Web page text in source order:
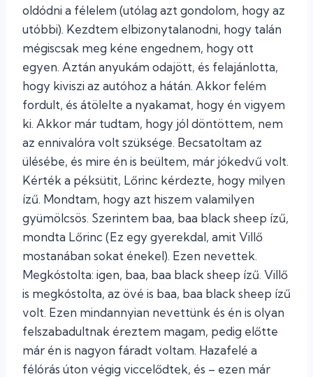
oldódni a félelem (utólag azt gondolom, hogy az
utóbbi). Kezdtem elbizonytalanodni, hogy talán
mégiscsak meg kéne engednem, hogy ott
egyen. Aztán anyukám odajött, és felajánlotta,
hogy kiviszi az autóhoz a hátán. Akkor felém
fordult, és átölelte a nyakamat, hogy én vigyem
ki. Akkor már tudtam, hogy jól döntöttem, nem
az ennivalóra volt szüksége. Becsatoltam az
ülésébe, és mire én is beültem, már jókedvű volt.
Kérték a péksütit, Lőrinc kérdezte, hogy milyen
ízű. Mondtam, hogy azt hiszem valamilyen
gyümölcsös. Szerintem baa, baa black sheep ízű,
mondta Lőrinc (Ez egy gyerekdal, amit Villő
mostanában sokat énekel). Ezen nevettek.
Megkóstolta: igen, baa, baa black sheep ízű. Villő
is megkóstolta, az övé is baa, baa black sheep ízű
volt. Ezen mindannyian nevettünk és én is olyan
felszabadultnak éreztem magam, pedig előtte
már én is nagyon fáradt voltam. Hazafelé a
félórás úton végig viccelődtek, és – ezen már